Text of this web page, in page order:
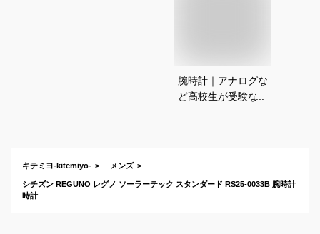
腕時計｜アナログな
ど高校生が受験など
キテミヨ-kitemiyo- メンズ
シチズン REGUNO レグノ ソーラーテック スタンダード RS25-0033B 腕時計
時計